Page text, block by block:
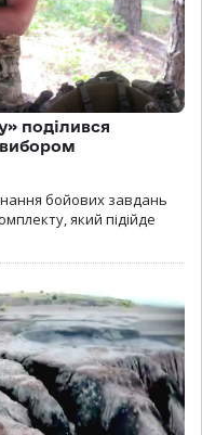
поділився
бойових завдань
який підійде